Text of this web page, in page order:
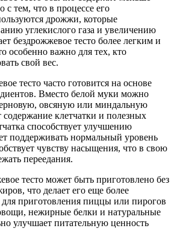
с тем, что в процессе его
дрожжи, которые
углекислого газа и увеличению
бездрожжевое тесто более легким и
особенно важно для тех, кто
свой вес.
тесто часто готовится на основе
Вместо белой муки можно
овсяную или миндальную
содержание клетчатки и полезных
способствует улучшению
поддерживать нормальный уровень
чувству насыщения, что в свою
переедания.
тесто может быть приготовлено без
что делает его еще более
приготовления пиццы или пирогов
нежирные белки и натуральные
улучшает питательную ценность